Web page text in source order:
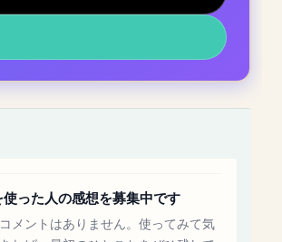
った人の感想を募集中です
メントはありません。使ってみて気